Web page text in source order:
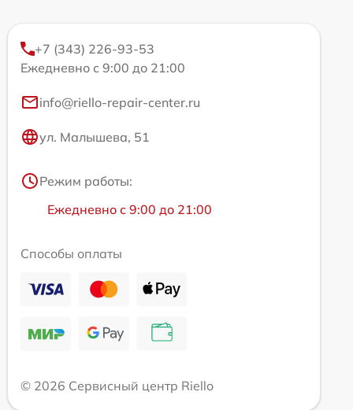
+7 (343) 226-93-53
Ежедневно с 9:00 до 21:00
info@riello-repair-center.ru
ул. Малышева, 51
Режим работы:
Ежедневно с 9:00 до 21:00
Способы оплаты
© 2026 Сервисный центр Riello